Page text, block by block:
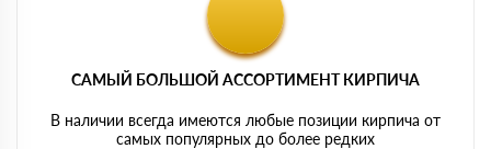
САМЫЙ БОЛЬШОЙ АССОРТИМЕНТ КИРПИЧА
В наличии всегда имеются любые позиции кирпича от
самых популярных до более редких